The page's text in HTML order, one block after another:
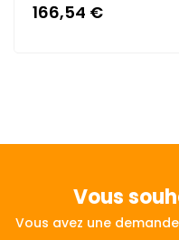
166,54 €
Vous
Vous avez une